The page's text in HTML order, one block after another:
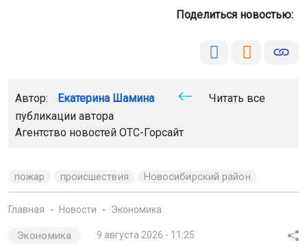
Поделиться новостью:
Автор: Екатерина Шамина
Читать все
публикации автора
Агентство новостей ОТС-Горсайт
пожар происшествия Новосибирский район
Главная Новости Экономика
Экономика 9 августа 2026 - 11:25